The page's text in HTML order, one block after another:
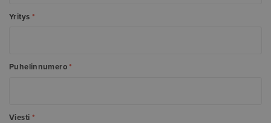
Yritys *
Puhelinnumero*
Viesti *